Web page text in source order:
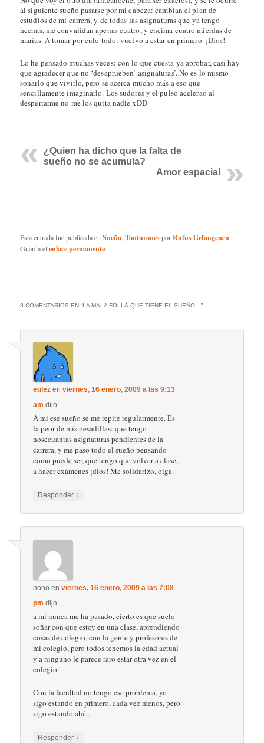
al siguiente sueño pasarse por mi cabeza: cambian el plan de
estudios de mi carrera, y de todas las asignaturas que ya tengo
hechas, me convalidan apenas cuatro, y encima cuatro mierdas de
marías. A tomar por culo todo: vuelvo a estar en primero. ¡Dios!
Lo he pensado muchas veces: con lo que cuesta ya aprobar, casi hay
que agradecer que no ‘desaprueben’ asignaturas’. No es lo mismo
soñarlo que vivirlo, pero se acerca mucho más a eso que
sencillamente imaginarlo. Los sudores y el pulso acelerao al
despertarme no me los quita nadie xDD
¿Quien ha dicho que la falta de
sueño no se acumula?
Amor espacial
Esta entrada fue publicada enSueño ,TonturonesporRufus Gefangenen.
Guarda elenlace permanente.
3 COMENTARIOS EN “LA MALA FOLLÁ QUE TIENE EL SUEÑO…”
eulez enviernes, 16 enero, 2009 a las 9:13
am dijo:
A mi ese sueño se me repite regularmente. Es
la peor de mis pesadillas: que tengo
nosecuantas asignaturas pendientes de la
carrera, y me paso todo el sueño pensando
como puede ser, que tengo que volver a clase,
a hacer exámenes ¡dios! Me solidarizo, oiga.
Responder ↓
nono enviernes, 16 enero, 2009 a las 7:08
pm dijo:
a mí nunca me ha pasado, cierto es que suelo
soñar con que estoy en una clase, aprendiendo
cosas de colegio, con la gente y profesores de
mi colegio, pero todos tenemos la edad actual
y a ninguno le parece raro estar otra vez en el
colegio.
Con la facultad no tengo ese problema, yo
sigo estando en primero, cada vez menos, pero
sigo estando ahí…
Responder ↓